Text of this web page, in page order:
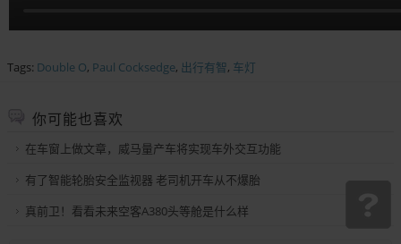
Tags: Double O, Paul Cocksedge, 出行有智, 车灯
你可能也喜欢
在车窗上做文章，威马量产车将实现车外交互功能
有了智能轮胎安全监视器 老司机开车从不爆胎
真前卫！看看未来空客A380头等舱是什么样